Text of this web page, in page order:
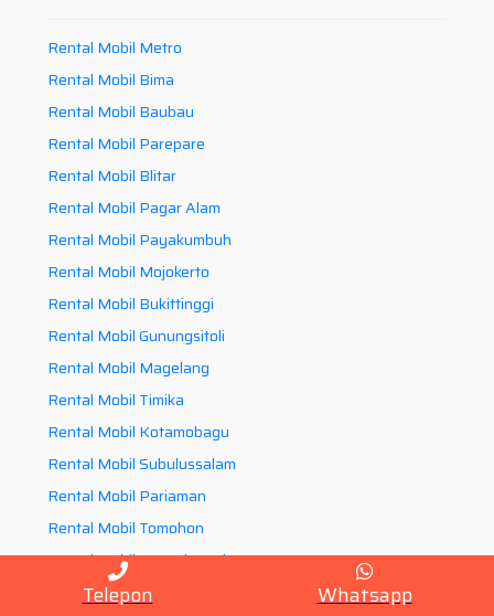
Rental Mobil Metro
Rental Mobil Bima
Rental Mobil Baubau
Rental Mobil Parepare
Rental Mobil Blitar
Rental Mobil Pagar Alam
Rental Mobil Payakumbuh
Rental Mobil Mojokerto
Rental Mobil Bukittinggi
Rental Mobil Gunungsitoli
Rental Mobil Magelang
Rental Mobil Timika
Rental Mobil Kotamobagu
Rental Mobil Subulussalam
Rental Mobil Pariaman
Rental Mobil Tomohon
Rental Mobil Sungaipenuh
Rental Mobil Sibolga
Telepon Whatsapp